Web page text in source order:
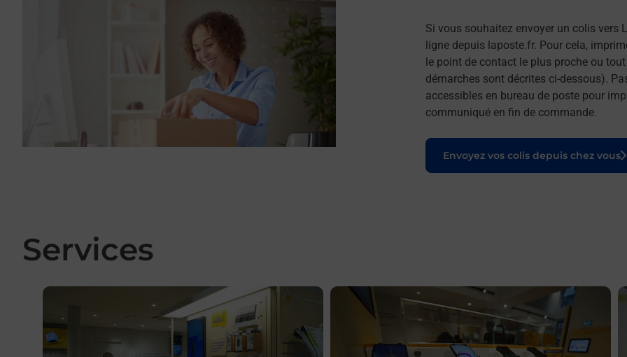
Si vous souhaitez envoyer un colis vers
ligne depuis laposte.fr. Pour cela,
le point de contact le plus proche ou
démarches sont décrites ci-dessous).
accessibles en bureau de poste pour
communiqué en fin de commande.
Envoyez vos colis depuis chez vous
Le lien s'ouvre dans un nouvel onglet
Services
En savoir plus En savoir plus